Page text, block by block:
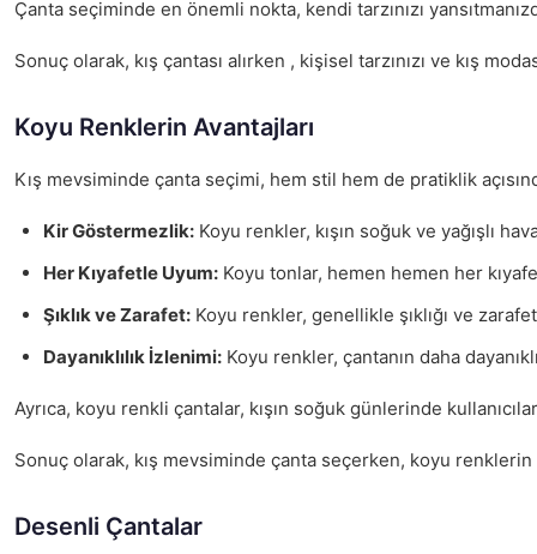
Çanta seçiminde en önemli nokta, kendi tarzınızı
Sonuç olarak, kış çantası alırken , kişisel tarzınızı ve kış
Koyu Renklerin Avantajları
Kış mevsiminde çanta seçimi, hem stil hem de pratiklik
Kir Göstermezlik: Koyu renkler, kışın soğuk ve yağışlı
Her Kıyafetle Uyum: Koyu tonlar, hemen hemen her
Şıklık ve Zarafet: Koyu renkler, genellikle şıklığı ve
Dayanıklılık İzlenimi: Koyu renkler, çantanın daha
Ayrıca, koyu renkli çantalar, kışın soğuk günlerinde
Sonuç olarak, kış mevsiminde çanta seçerken, koyu renklerin
Desenli Çantalar